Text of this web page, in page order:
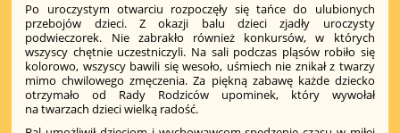
Po uroczystym otwarciu rozpoczęły się tańce do ulubionych
przebojów dzieci. Z okazji balu dzieci zjadły uroczysty
podwieczorek. Nie zabrakło również konkursów, w których
wszyscy chętnie uczestniczyli. Na sali podczas pląsów robiło się
kolorowo, wszyscy bawili się wesoło, uśmiech nie znikał z twarzy
mimo chwilowego zmęczenia. Za piękną zabawę każde dziecko
otrzymało od Rady Rodziców upominek, który wywołał
na twarzach dzieci wielką radość.